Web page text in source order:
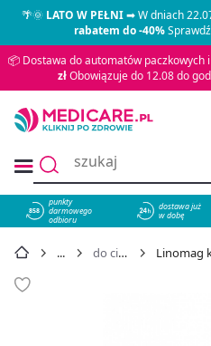
🌴🌞LATO W PEŁNI➡ W dniach
rabatem do -40%
📦 Dostawa do automatów paczkowych
złObowiązuje do 12.08 do
858
punkty
darmowego
odbioru
dostawa już
w dobę
do ciała Linomag